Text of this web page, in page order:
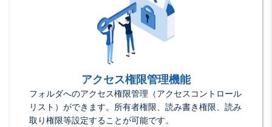
アクセス権限管理機能
フォルダへのアクセス権限管理（アクセスコントロール
リスト）ができます。所有者権限、読み書き権限、読み
取り権限等設定することが可能です。